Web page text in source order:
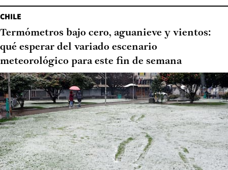
CHILE
Termómetros bajo cero, aguanieve y vientos:
qué esperar del variado escenario
meteorológico para este fin de semana